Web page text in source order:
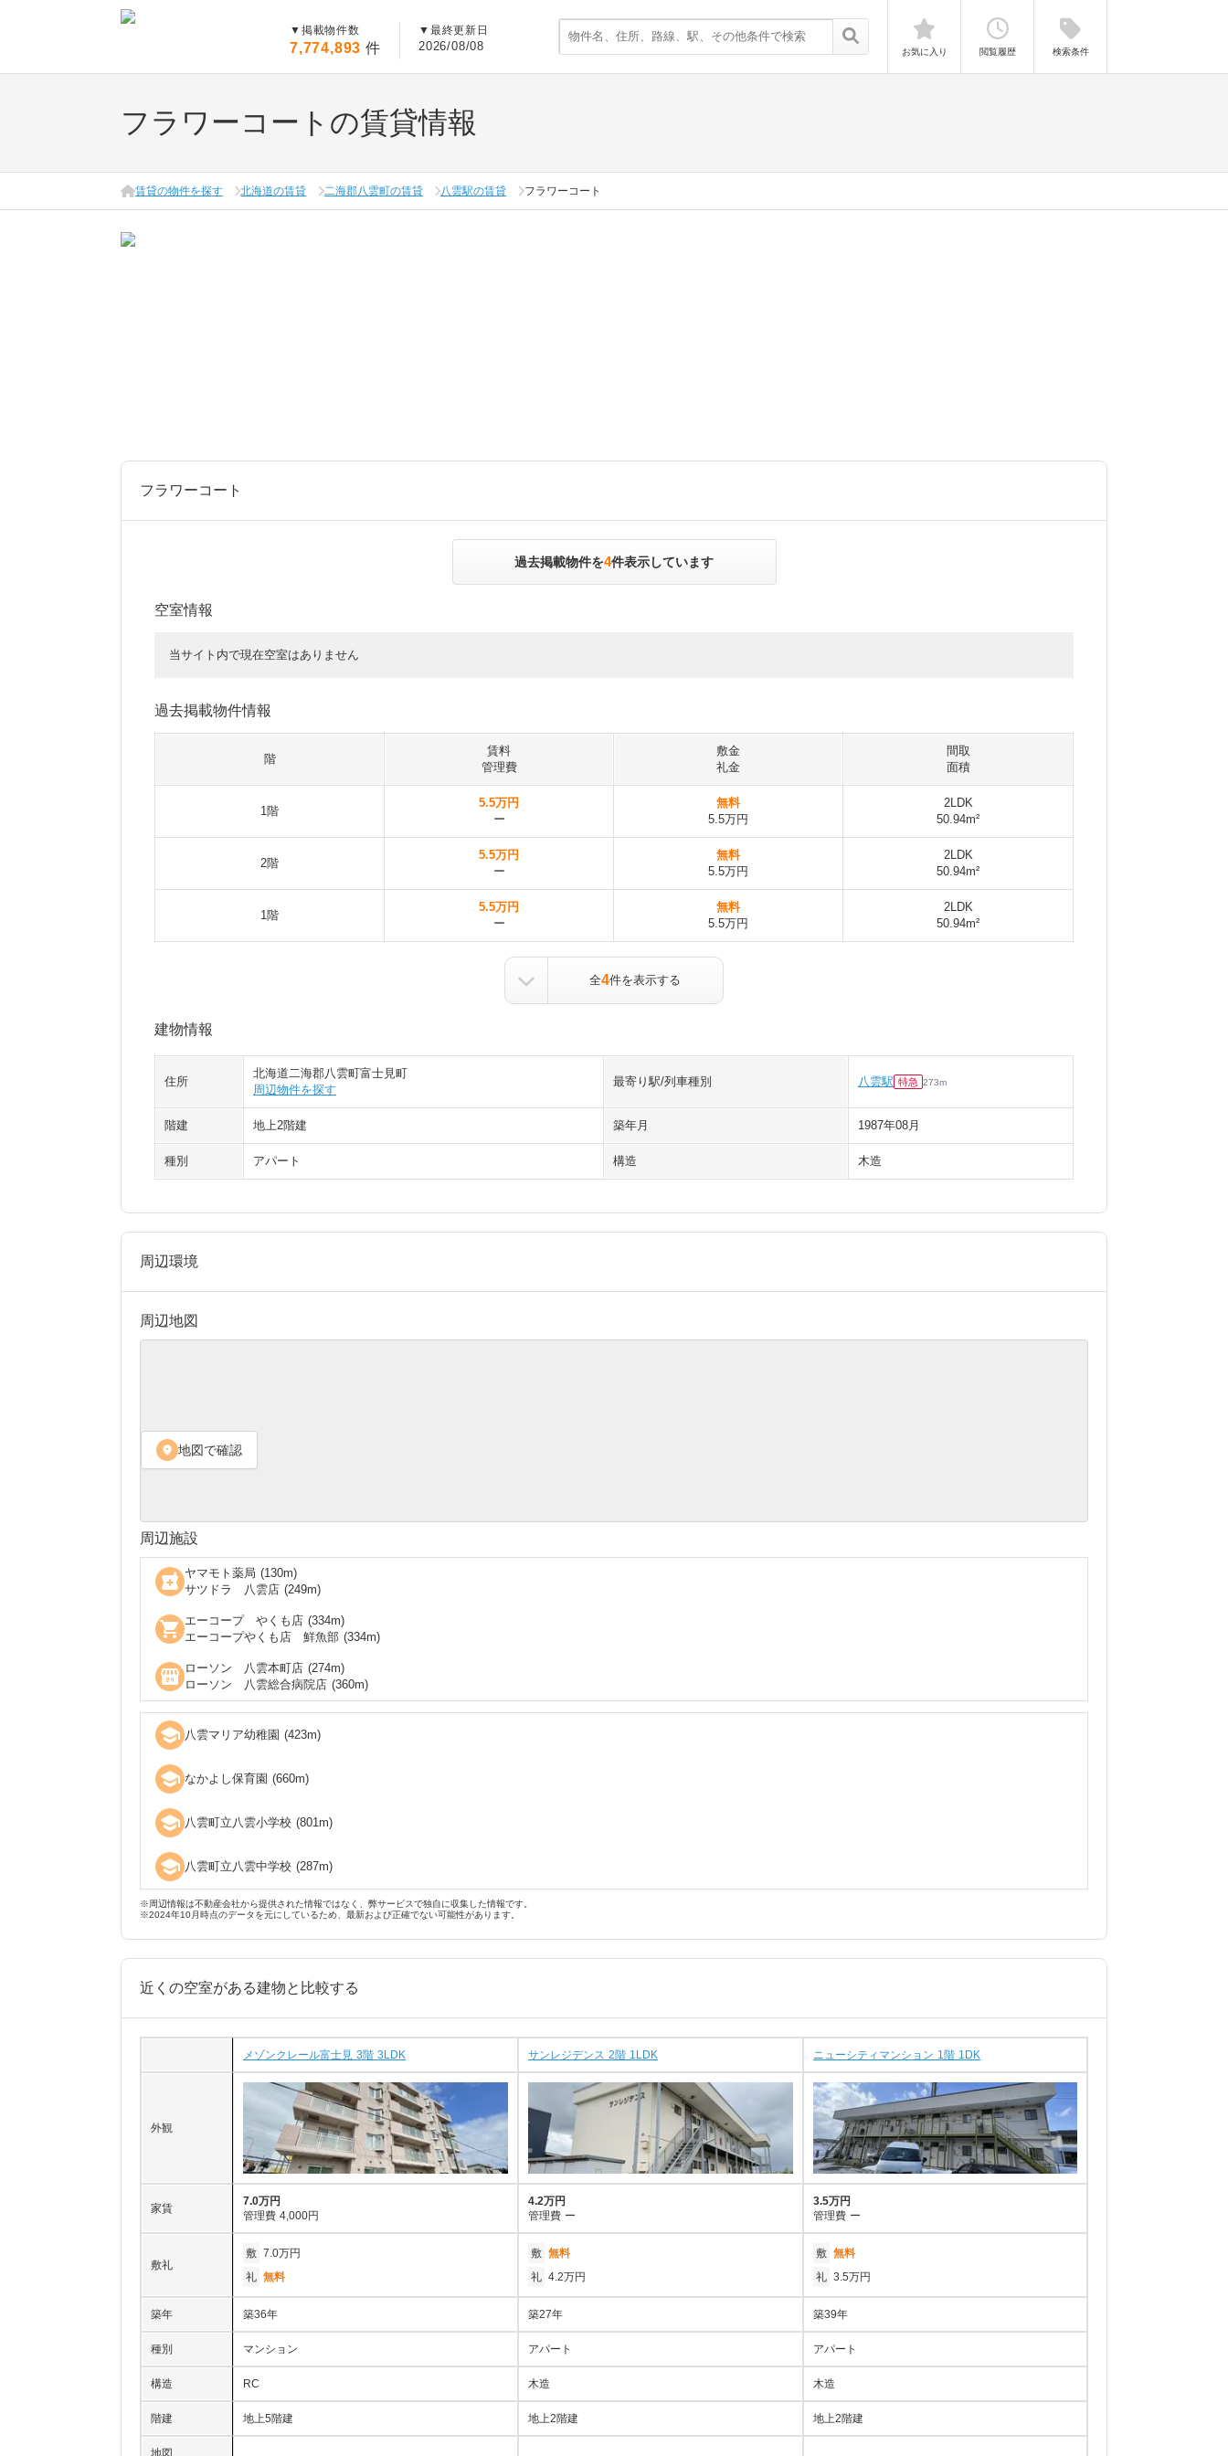
▼ 掲載物件数
7,774,893 件
▼ 最終更新日
2026/08/08 お気に入り 閲覧履歴 検索条件
フラワーコートの賃貸情報
賃貸の物件を探す 北海道の賃貸 二海郡八雲町の賃貸 八雲駅の賃貸 フラワーコート
フラワーコート
過去掲載物件を4件表示しています
空室情報
当サイト内で現在空室はありません
過去掲載物件情報
階
賃料
管理費
敷金
礼金
間取
面積
1階
5.5万円
ー
無料
5.5万円
2LDK
50.94m²
2階
5.5万円
ー
無料
5.5万円
2LDK
50.94m²
1階
5.5万円
ー
無料
5.5万円
2LDK
50.94m²
全4件を表示する
建物情報
住所
北海道二海郡八雲町富士見町
周辺物件を探す
最寄り駅/列車種別 八雲駅 特急 273m
階建 地上2階建 築年月 1987年08月
種別 アパート 構造 木造
周辺環境
周辺地図
location_on 地図で確認
周辺施設
local_pharmacy ヤマモト薬局 (130m)
サツドラ 八雲店 (249m)
shopping_cart エーコープ やくも店 (334m)
エーコープやくも店 鮮魚部 (334m)
local_convenience_store ローソン 八雲本町店 (274m)
ローソン 八雲総合病院店 (360m)
school 八雲マリア幼稚園 (423m)
school なかよし保育園 (660m)
school 八雲町立八雲小学校 (801m)
school 八雲町立八雲中学校 (287m)
※周辺情報は不動産会社から提供された情報ではなく、弊サービスで独自に収集した情報です。
※2024年10月時点のデータを元にしているため、最新および正確でない可能性があります。
近くの空室がある建物と比較する
メゾンクレール富士見 3階 3LDK サンレジデンス 2階 1LDK ニューシティマンション 1階 1DK
外観
家賃
7.0万円
管理費 4,000円
4.2万円
管理費 ー
3.5万円
管理費 ー
敷礼
敷 7.0万円
礼 無料
敷 無料
礼 4.2万円
敷 無料
礼 3.5万円
築年 築36年 築27年 築39年
種別 マンション アパート アパート
構造 RC 木造 木造
階建 地上5階建 地上2階建 地上2階建
地図